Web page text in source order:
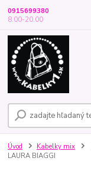
0915699380
8.00-20.00
Úvod Kabelky mix
LAURA BIAGGI